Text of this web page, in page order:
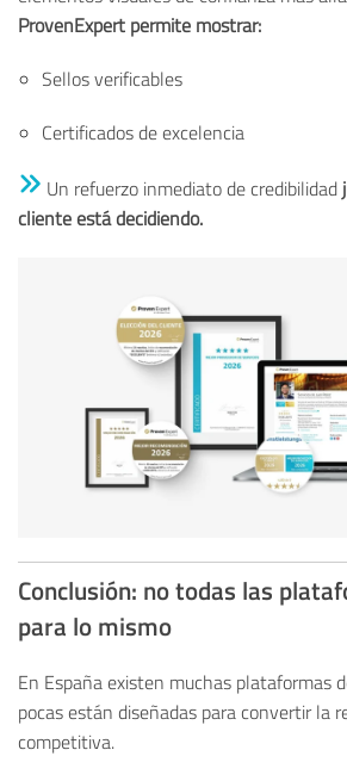
ProvenExpert permite mostrar:
Sellos verificables
Certificados de excelencia
Un refuerzo inmediato de credibilidad
cliente está decidiendo.
Conclusión: no todas las
para lo mismo
En España existen muchas plataformas
pocas están diseñadas para convertir la
competitiva.